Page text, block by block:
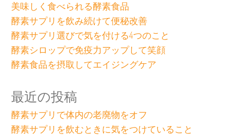
美味しく食べられる酵素食品
酵素サプリを飲み続けて便秘改善
酵素サプリ選びで気を付ける4つのこと
酵素シロップで免疫力アップして笑顔
酵素食品を摂取してエイジングケア
最近の投稿
酵素サプリで体内の老廃物をオフ
酵素サプリを飲むときに気をつけていること